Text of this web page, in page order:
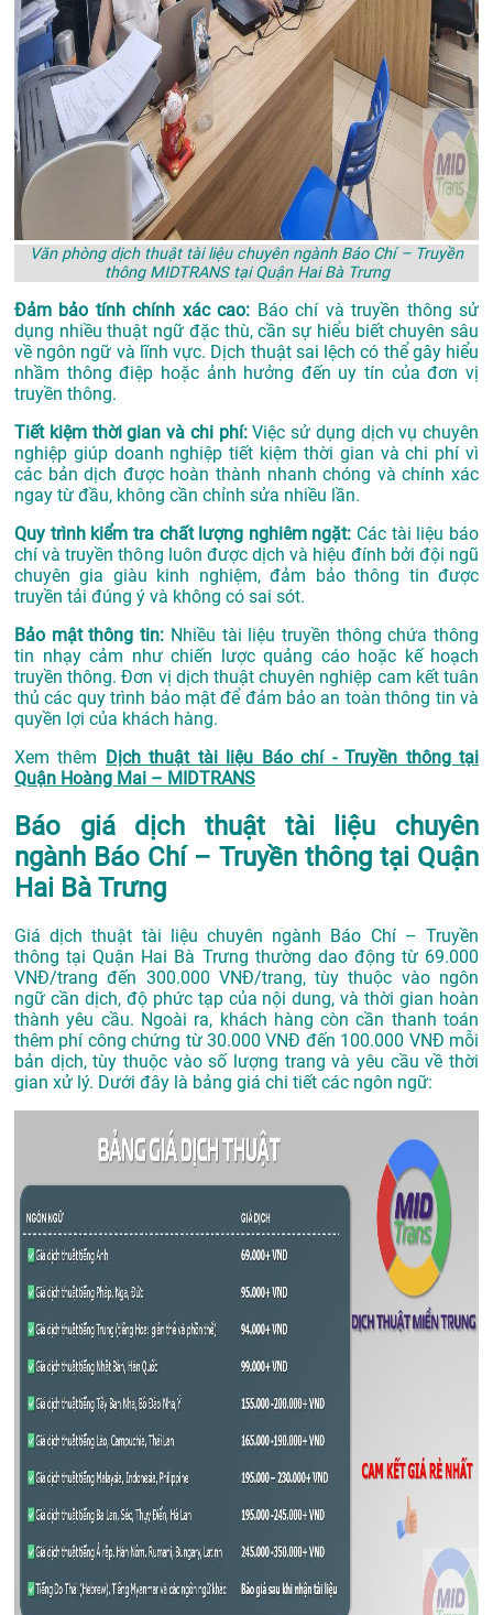
Văn phòng dịch thuật tài liệu chuyên ngành Báo Chí – Truyền
thông MIDTRANS tại Quận Hai Bà Trưng
Đảm bảo tính chính xác cao: Báo chí và truyền thông sử
dụng nhiều thuật ngữ đặc thù, cần sự hiểu biết chuyên sâu
về ngôn ngữ và lĩnh vực. Dịch thuật sai lệch có thể gây hiểu
nhầm thông điệp hoặc ảnh hưởng đến uy tín của đơn vị
truyền thông.
Tiết kiệm thời gian và chi phí:Việc sử dụng dịch vụ chuyên
nghiệp giúp doanh nghiệp tiết kiệm thời gian và chi phí vì
các bản dịch được hoàn thành nhanh chóng và chính xác
ngay từ đầu, không cần chỉnh sửa nhiều lần.
Quy trình kiểm tra chất lượng nghiêm ngặt: Các tài liệu báo
chí và truyền thông luôn được dịch và hiệu đính bởi đội ngũ
chuyên gia giàu kinh nghiệm, đảm bảo thông tin được
truyền tải đúng ý và không có sai sót.
Bảo mật thông tin: Nhiều tài liệu truyền thông chứa thông
tin nhạy cảm như chiến lược quảng cáo hoặc kế hoạch
truyền thông. Đơn vị dịch thuật chuyên nghiệp cam kết tuân
thủ các quy trình bảo mật để đảm bảo an toàn thông tin và
quyền lợi của khách hàng.
Xem thêm Dịch thuật tài liệu Báo chí - Truyền thông tại
Quận Hoàng Mai – MIDTRANS
Báo giá dịch thuật tài liệu chuyên
ngành Báo Chí – Truyền thông tại Quận
Hai Bà Trưng
Giá dịch thuật tài liệu chuyên ngành Báo Chí – Truyền
thông tại Quận Hai Bà Trưng thường dao động từ 69.000
VNĐ/trang đến 300.000 VNĐ/trang, tùy thuộc vào ngôn
ngữ cần dịch, độ phức tạp của nội dung, và thời gian hoàn
thành yêu cầu. Ngoài ra, khách hàng còn cần thanh toán
thêm phí công chứng từ 30.000 VNĐ đến 100.000 VNĐ mỗi
bản dịch, tùy thuộc vào số lượng trang và yêu cầu về thời
gian xử lý. Dưới đây là bảng giá chi tiết các ngôn ngữ: